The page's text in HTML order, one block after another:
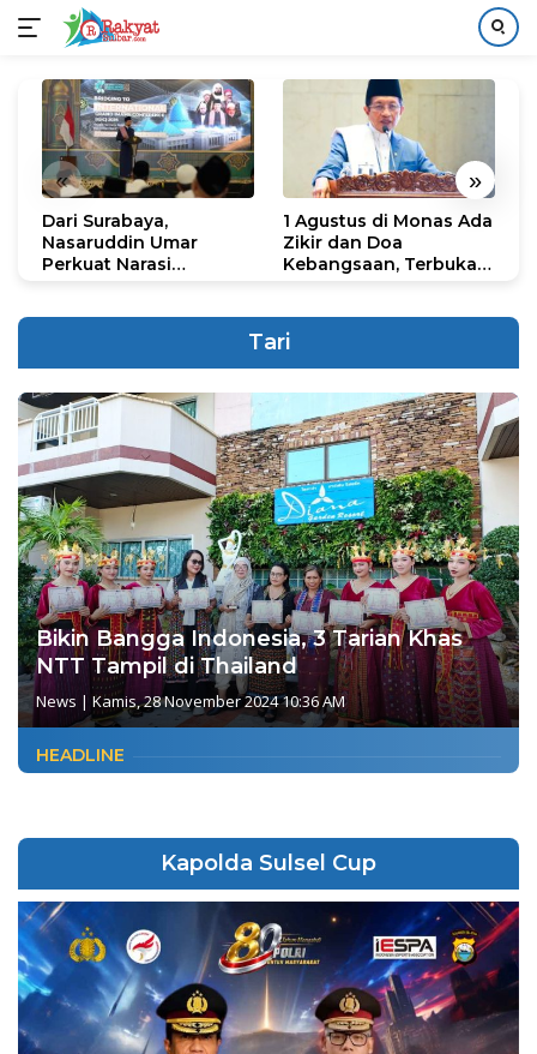
konten
« »
Dari Surabaya,
Nasaruddin Umar
Perkuat Narasi
1 Agustus di Monas Ada
Zikir dan Doa
Kebangsaan, Terbuka
Tari
Bikin Bangga Indonesia, 3 Tarian Khas
NTT Tampil di Thailand
News | Kamis, 28 November 2024 10:36 AM
HEADLINE
Kapolda Sulsel Cup